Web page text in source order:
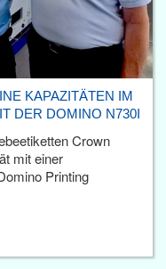
KAPAZITÄTEN IM
DER DOMINO N730I
Crown
mit einer
Printing